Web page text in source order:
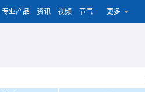
专业产品 资讯 视频 节气 更多